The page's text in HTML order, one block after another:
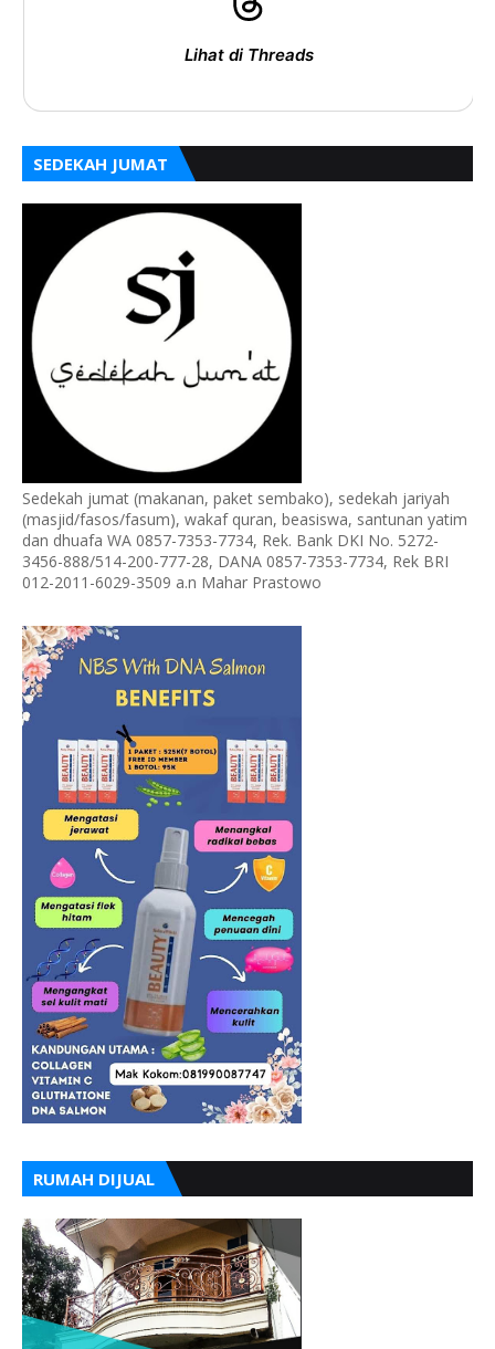
Lihat di Threads
SEDEKAH JUMAT
Sedekah jumat (makanan, paket sembako), sedekah jariyah
(masjid/fasos/fasum), wakaf quran, beasiswa, santunan yatim
dan dhuafa WA 0857-7353-7734, Rek. Bank DKI No. 5272-
3456-888/514-200-777-28, DANA 0857-7353-7734, Rek BRI
012-2011-6029-3509 a.n Mahar Prastowo
RUMAH DIJUAL